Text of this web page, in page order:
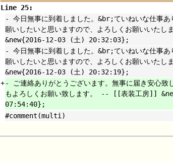
Line 25:
- 今日無事に到着しました。&br;ていねいな仕事
願いしたいと思いますので、よろしくお願いい
&new{2016-12-03 (土) 20:32:03};
- 今日無事に到着しました。&br;ていねいな仕事
願いしたいと思いますので、よろしくお願いい
&new{2016-12-03 (土) 20:32:19};
+- ご連絡ありがとうございます。無事に届き安心致
もよろしくお願い致します。 -- [[表装工房]]
07:54:40};
#comment(multi)